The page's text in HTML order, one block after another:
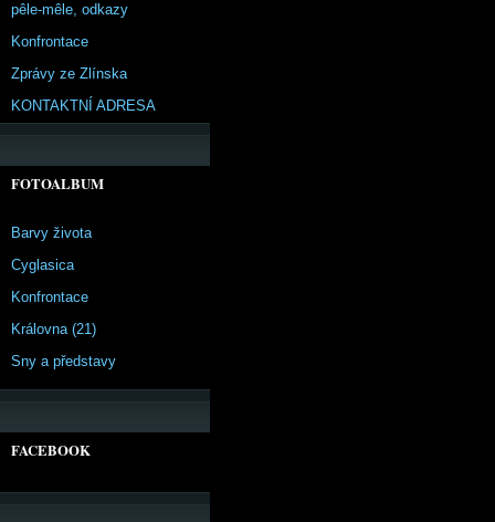
pêle-mêle, odkazy
Konfrontace
Zprávy ze Zlínska
KONTAKTNÍ ADRESA
FOTOALBUM
Barvy života
Cyglasica
Konfrontace
Královna (21)
Sny a představy
FACEBOOK